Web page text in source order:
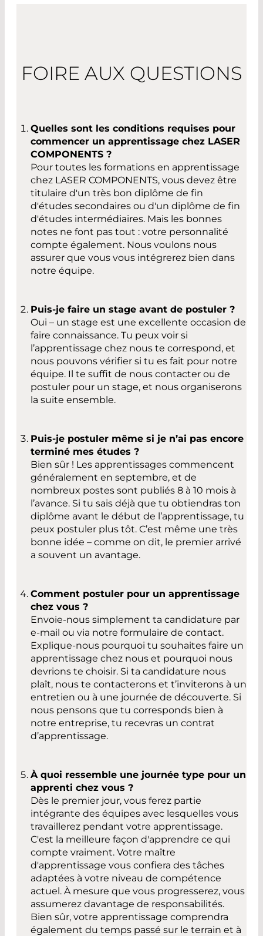
FOIRE AUX QUESTIONS
Quelles sont les conditions requises pour
commencer un apprentissage chez LASER
COMPONENTS ?
Pour toutes les formations en apprentissage
chez LASER COMPONENTS, vous devez être
titulaire d'un très bon diplôme de fin
d'études secondaires ou d'un diplôme de fin
d'études intermédiaires. Mais les bonnes
notes ne font pas tout : votre personnalité
compte également. Nous voulons nous
assurer que vous vous intégrerez bien dans
notre équipe.
Puis-je faire un stage avant de postuler ?
Oui – un stage est une excellente occasion de
faire connaissance. Tu peux voir si
l’apprentissage chez nous te correspond, et
nous pouvons vérifier si tu es fait pour notre
équipe. Il te suffit de nous contacter ou de
postuler pour un stage, et nous organiserons
la suite ensemble.
Puis-je postuler même si je n’ai pas encore
terminé mes études ?
Bien sûr ! Les apprentissages commencent
généralement en septembre, et de
nombreux postes sont publiés 8 à 10 mois à
l’avance. Si tu sais déjà que tu obtiendras ton
diplôme avant le début de l’apprentissage, tu
peux postuler plus tôt. C’est même une très
bonne idée – comme on dit, le premier arrivé
a souvent un avantage.
Comment postuler pour un apprentissage
chez vous ?
Envoie-nous simplement ta candidature par
e-mail ou via notre formulaire de contact.
Explique-nous pourquoi tu souhaites faire un
apprentissage chez nous et pourquoi nous
devrions te choisir. Si ta candidature nous
plaît, nous te contacterons et t’inviterons à un
entretien ou à une journée de découverte. Si
nous pensons que tu corresponds bien à
notre entreprise, tu recevras un contrat
d’apprentissage.
À quoi ressemble une journée type pour un
apprenti chez vous ?
Dès le premier jour, vous ferez partie
intégrante des équipes avec lesquelles vous
travaillerez pendant votre apprentissage.
C'est la meilleure façon d'apprendre ce qui
compte vraiment. Votre maître
d'apprentissage vous confiera des tâches
adaptées à votre niveau de compétence
actuel. À mesure que vous progresserez, vous
assumerez davantage de responsabilités.
Bien sûr, votre apprentissage comprendra
également du temps passé sur le terrain et à